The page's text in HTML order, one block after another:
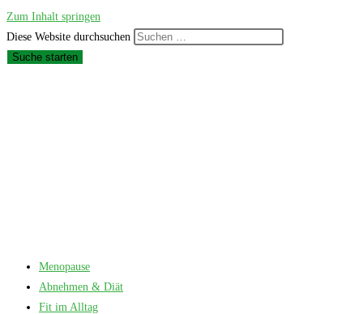
Zum Inhalt springen
Diese Website durchsuchen
Suche starten
Menopause
Abnehmen & Diät
Fit im Alltag